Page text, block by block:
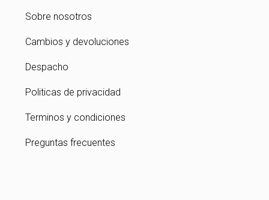
Sobre nosotros
Cambios y devoluciones
Despacho
Politicas de privacidad
Terminos y condiciones
Preguntas frecuentes